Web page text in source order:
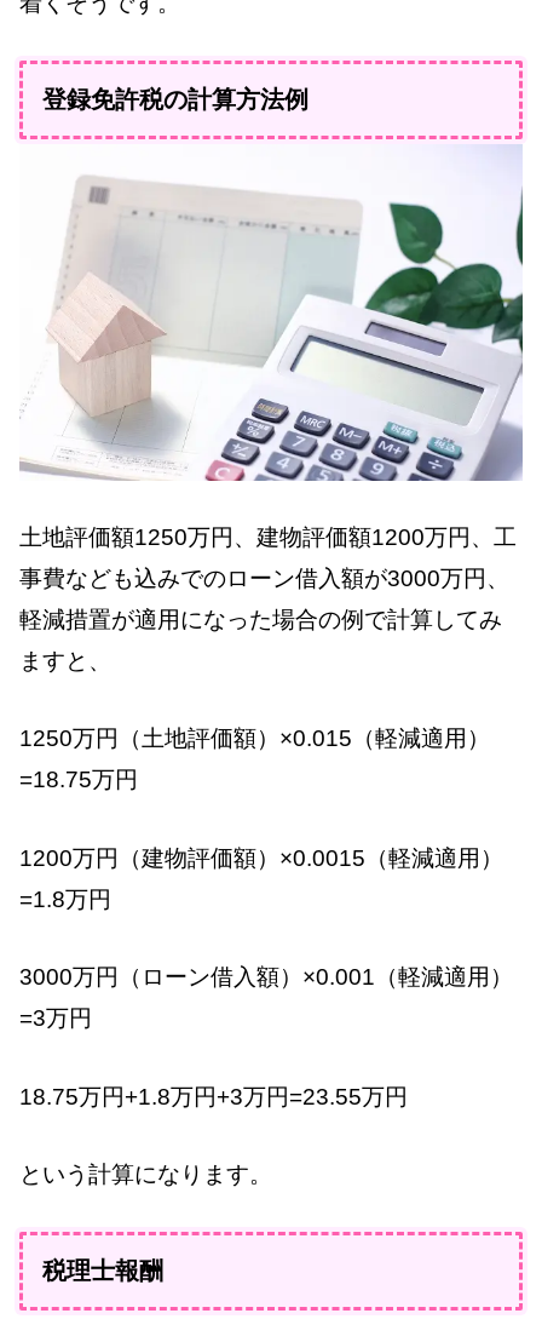
登録免許税の計算方法例
土地評価額1250万円、建物評価額1200万円、工
事費なども込みでのローン借入額が3000万円、
軽減措置が適用になった場合の例で計算してみ
ますと、
1250万円（土地評価額）×0.015（軽減適用）
=18.75万円
1200万円（建物評価額）×0.0015（軽減適用）
=1.8万円
3000万円（ローン借入額）×0.001（軽減適用）
=3万円
18.75万円+1.8万円+3万円=23.55万円
という計算になります。
税理士報酬